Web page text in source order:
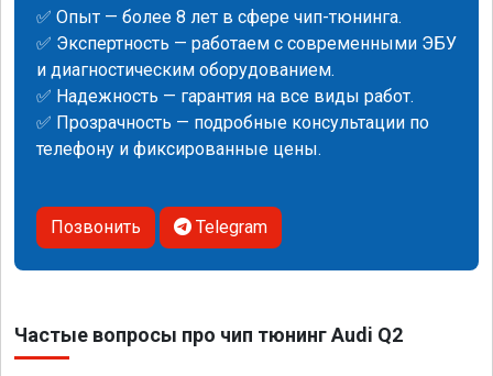
✅ Опыт — более 8 лет в сфере чип-тюнинга.
✅ Экспертность — работаем с современными ЭБУ
и диагностическим оборудованием.
✅ Надежность — гарантия на все виды работ.
✅ Прозрачность — подробные консультации по
телефону и фиксированные цены.
Позвонить Telegram
Частые вопросы про чип тюнинг Audi Q2